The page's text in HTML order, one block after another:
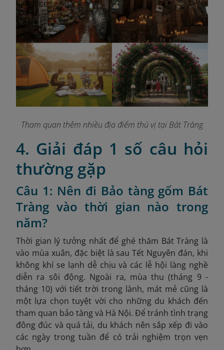
Tham quan thêm nhiều địa điểm thú vị tại Bát Tràng
4. Giải đáp 1 số câu hỏi
thường gặp
Câu 1: Nên đi Bảo tàng gốm Bát
Tràng vào thời gian nào trong
năm?
Thời gian lý tưởng nhất để ghé thăm Bát Tràng là
vào mùa xuân, đặc biệt là sau Tết Nguyên đán, khi
không khí se lạnh dễ chịu và các lễ hội làng nghề
diễn ra sôi động. Ngoài ra, mùa thu (tháng 9 -
tháng 10) với tiết trời trong lành, mát mẻ cũng là
một lựa chọn tuyệt vời cho những du khách đến
tham quan bảo tàng và Hà Nội. Để tránh tình trạng
đông đúc và quá tải, du khách nên sắp xếp đi vào
các ngày trong tuần để có trải nghiệm trọn vẹn